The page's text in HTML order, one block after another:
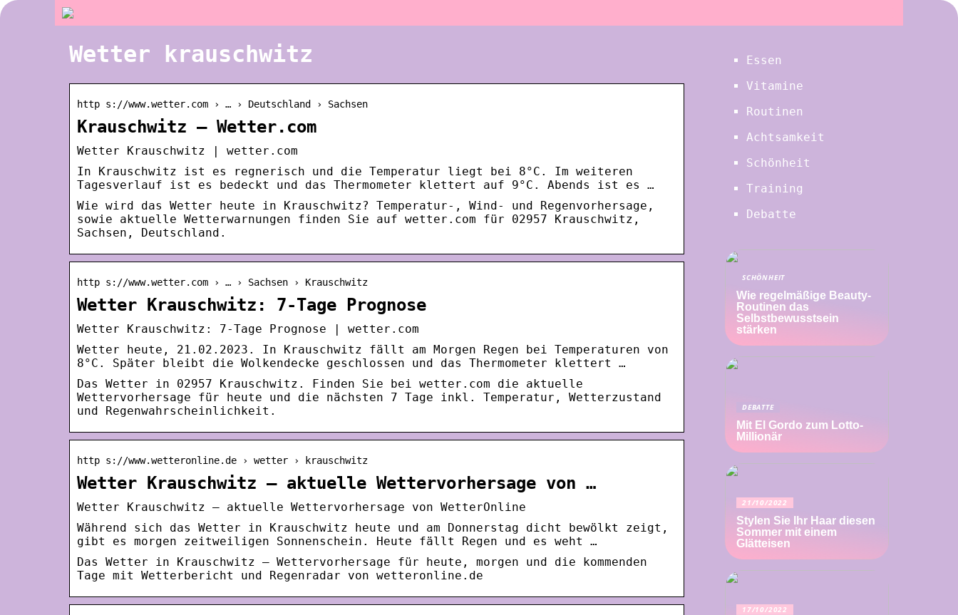
Wetter krauschwitz
http s://www.wetter.com › … › Deutschland › Sachsen
Krauschwitz – Wetter.com
Wetter Krauschwitz | wetter.com
In Krauschwitz ist es regnerisch und die Temperatur liegt bei 8°C. Im weiteren
Tagesverlauf ist es bedeckt und das Thermometer klettert auf 9°C. Abends ist es …
Wie wird das Wetter heute in Krauschwitz? Temperatur-, Wind- und Regenvorhersage,
sowie aktuelle Wetterwarnungen finden Sie auf wetter.com für 02957 Krauschwitz,
Sachsen, Deutschland.
http s://www.wetter.com › … › Sachsen › Krauschwitz
Wetter Krauschwitz: 7-Tage Prognose
Wetter Krauschwitz: 7-Tage Prognose | wetter.com
Wetter heute, 21.02.2023. In Krauschwitz fällt am Morgen Regen bei Temperaturen von
8°C. Später bleibt die Wolkendecke geschlossen und das Thermometer klettert …
Das Wetter in 02957 Krauschwitz. Finden Sie bei wetter.com die aktuelle
Wettervorhersage für heute und die nächsten 7 Tage inkl. Temperatur, Wetterzustand
und Regenwahrscheinlichkeit.
http s://www.wetteronline.de › wetter › krauschwitz
Wetter Krauschwitz – aktuelle Wettervorhersage von …
Wetter Krauschwitz – aktuelle Wettervorhersage von WetterOnline
Während sich das Wetter in Krauschwitz heute und am Donnerstag dicht bewölkt zeigt,
gibt es morgen zeitweiligen Sonnenschein. Heute fällt Regen und es weht …
Das Wetter in Krauschwitz – Wettervorhersage für heute, morgen und die kommenden
Tage mit Wetterbericht und Regenradar von wetteronline.de
Essen
Vitamine
Routinen
Achtsamkeit
Schönheit
Training
Debatte
SCHÖNHEIT
Wie regelmäßige Beauty-
Routinen das
Selbstbewusstsein
stärken
DEBATTE
Mit El Gordo zum Lotto-
Millionär
21/10/2022
Stylen Sie Ihr Haar diesen
Sommer mit einem
Glätteisen
17/10/2022